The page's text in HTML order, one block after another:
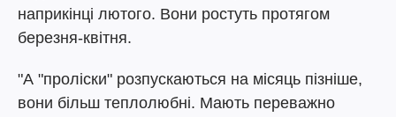
наприкінці лютого. Вони ростуть протягом
березня-квітня.
"А "проліски" розпускаються на місяць пізніше,
вони більш теплолюбні. Мають переважно